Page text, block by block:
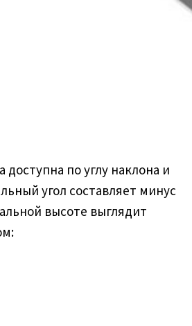
доступна по углу наклона и
угол составляет минус
высоте выглядит